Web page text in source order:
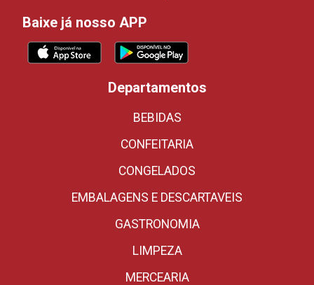
Baixe já nosso APP
Departamentos
BEBIDAS
CONFEITARIA
CONGELADOS
EMBALAGENS E DESCARTAVEIS
GASTRONOMIA
LIMPEZA
MERCEARIA